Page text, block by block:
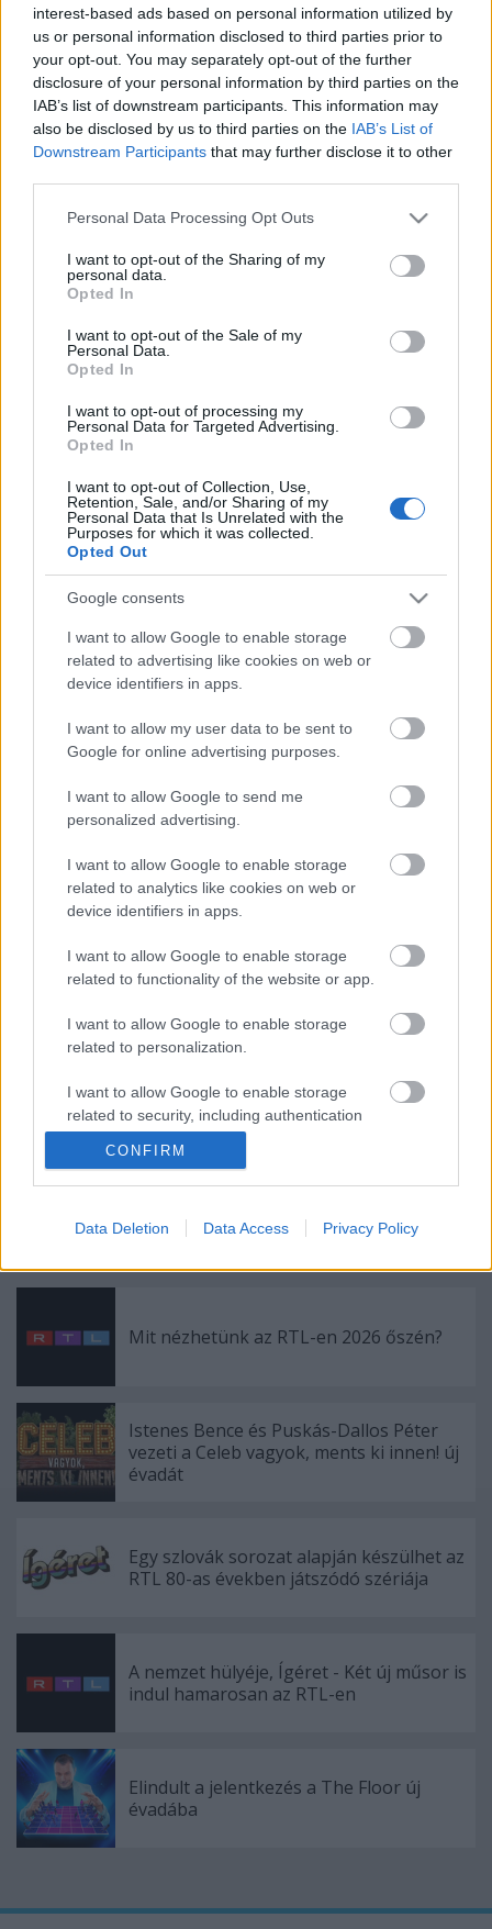
interest-based ads based on personal information utilized by
us or personal information disclosed to third parties prior to
your opt-out. You may separately opt-out of the further
disclosure of your personal information by third parties on the
IAB’s list of downstream participants. This information may
also be disclosed by us to third parties on the IAB’s List of
Downstream Participants that may further disclose it to other
Please note that this website/app uses one or more Google
not limited to your visit or usage behaviour. You may click to
grant or deny consent to Google and its third-party tags to
use your data for below specified purposes in below Google
consent section.
Personal Data Processing Opt Outs
I want to opt-out of the Sharing of my
personal data.
Opted In
I want to opt-out of the Sale of my
Personal Data.
Opted In
I want to opt-out of processing my
Personal Data for Targeted Advertising.
Opted In
I want to opt-out of Collection, Use,
Retention, Sale, and/or Sharing of my
Personal Data that Is Unrelated with the
Purposes for which it was collected.
Opted Out
Google consents
I want to allow Google to enable storage
related to advertising like cookies on web or
device identifiers in apps.
I want to allow my user data to be sent to
Google for online advertising purposes.
I want to allow Google to send me
personalized advertising.
I want to allow Google to enable storage
related to analytics like cookies on web or
device identifiers in apps.
I want to allow Google to enable storage
related to functionality of the website or app.
I want to allow Google to enable storage
related to personalization.
I want to allow Google to enable storage
related to security, including authentication
functionality and fraud prevention, and other
user protection.
CONFIRM
Data Deletion Data Access Privacy Policy
Sorozatklub
A csatornaSD formátumban lesz nézhető a nap 24
órájában, erősen női csatornaként, mely a főként
vidéken élő, 50 éven felüli korosztályt veszi célba
sorozataival. Két saját gyártás ismétlése is átkerül
ide, aSegítség, bajban vagyok!és aGyanú
árnyékában.
A csatorna indítása azért érdekes, mivel a tavaly az
RTL+ átalakításával elindult RTL Három
visszahozva a FIlm+2-t, még ha nem is hasonló
jellegű filmekkel. Így viszont, mivel bővülés várható,
nem pedig csatornák megszűnése és azok helyén
indulása, három filmcsatornával is rendelkezhet az
RTL a jövőben. Ez a csatorna nem kizárólag az
idősebb nézőket kívánja megszólítani, hanem a
teljes lakosságot, de ettől függetlenül a
Sorozatklubhoz hasonlóan az idősebb női korosztály
lesz a csatorna elsődleges célcsoportja.
Kölyökklub
mivel nemrégiben a műsorújságokból kikerült a
Kölyökklub, mint műsor, helyette külön jeleznek
minden mesét. Vagyis ez azt jelentheti, hogy
blokként valóban megszűnik a Kölyökklub, de
teljesen mégsem, mivel csatornaként folytatja
tovább a sugárzást. Ez a csatorna a 4 és 12 év közötti
korosztályt célozza meg, gyerekcsatorna ellenére 24
órás sugárzás mellett. A kínálatot tekintve régebbi
mesék ismétléseiből állna a műsor, mely meséket
több gyerekcsatornán korábban már láthattak a
nézők.
okból kifolyólag indítanak kábelcsatornákat, ha
válaszolnak, arról is beszámolunk.
Fotó: RTL
RTL Kölyökklub
Mit nézhetünk az RTL-en 2026 őszén?
Istenes Bence és Puskás-Dallos Péter
vezeti a Celeb vagyok, ments ki innen! új
évadát
Egy szlovák sorozat alapján készülhet az
RTL 80-as években játszódó szériája
A nemzet hülyéje, Ígéret - Két új műsor is
indul hamarosan az RTL-en
Elindult a jelentkezés a The Floor új
évadába